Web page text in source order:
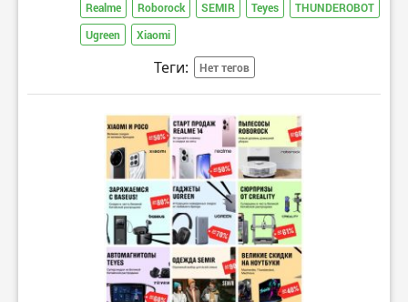
Realme
Roborock SEMIR Teyes
THUNDEROBOT
Ugreen
Xiaomi
Теги: Нет тегов